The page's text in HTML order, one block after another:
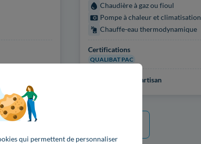
qui permettent de personnaliser
Chaudière à gaz ou fioul
Pompe à chaleur et climatisation
Chauffe-eau thermodynamique
Certifications
QUALIBAT PAC
Plus d'infos sur l'artisan
Voir